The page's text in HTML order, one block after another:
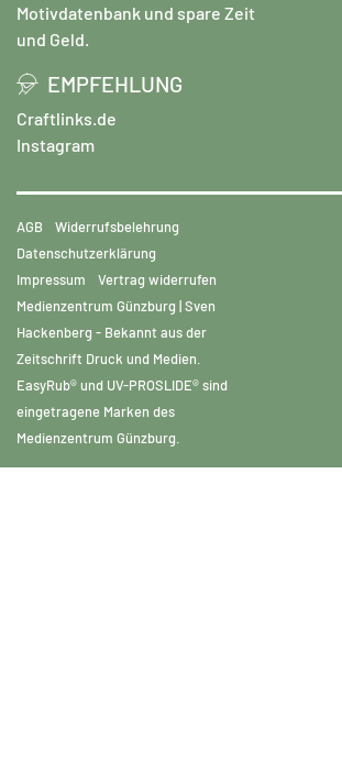
Motivdatenbank und spare Zeit
und Geld.
EMPFEHLUNG
Craftlinks.de
Instagram
AGB
Widerrufsbelehrung
Datenschutzerklärung
Impressum
Vertrag widerrufen
Medienzentrum Günzburg | Sven
Hackenberg - Bekannt aus der
Zeitschrift Druck und Medien.
EasyRub® und UV-PROSLIDE® sind
eingetragene Marken des
Medienzentrum Günzburg.